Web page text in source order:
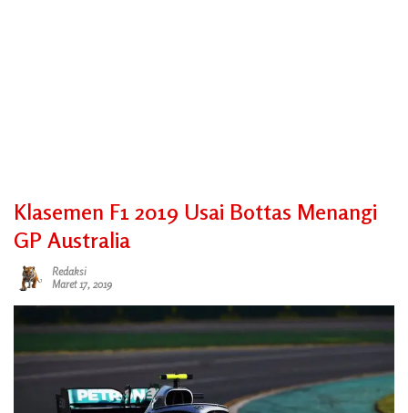
Klasemen F1 2019 Usai Bottas Menangi
GP Australia
Redaksi
Maret 17, 2019